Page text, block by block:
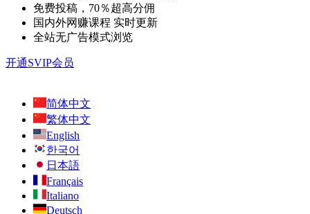
免费投稿，70％超高分佣
国内外网赚课程 实时更新
全站无广告模式浏览
开通SVIP会员
简体中文
繁体中文
English
한국어
日本語
Français
Italiano
Deutsch